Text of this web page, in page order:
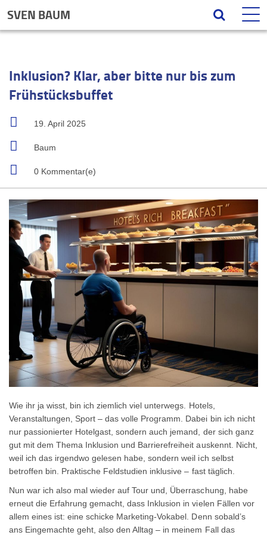
SVEN BAUM
Inklusion? Klar, aber bitte nur bis zum
Frühstücksbuffet
19. April 2025
Baum
0 Kommentar(e)
Wie ihr ja wisst, bin ich ziemlich viel unterwegs. Hotels,
Veranstaltungen, Sport – das volle Programm. Dabei bin ich nicht
nur passionierter Hotelgast, sondern auch jemand, der sich ganz
gut mit dem Thema Inklusion und Barrierefreiheit auskennt. Nicht,
weil ich das irgendwo gelesen habe, sondern weil ich selbst
betroffen bin. Praktische Feldstudien inklusive – fast täglich.
Nun war ich also mal wieder auf Tour und, Überraschung, habe
erneut die Erfahrung gemacht, dass Inklusion in vielen Fällen vor
allem eines ist: eine schicke Marketing-Vokabel. Denn sobald’s
ans Eingemachte geht, also den Alltag – in meinem Fall das